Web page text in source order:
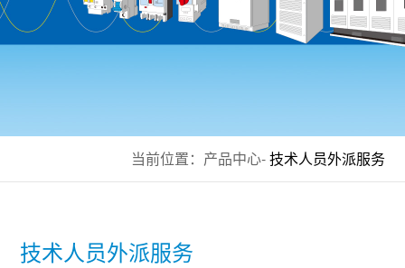
当前位置： 产品中心-技术人员外派服务
技术人员外派服务